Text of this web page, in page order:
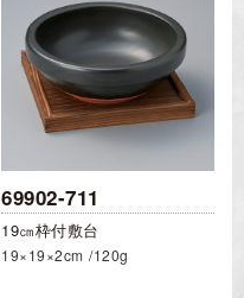
69902-711
19㎝枠付敷台
19×19×2cm 120g